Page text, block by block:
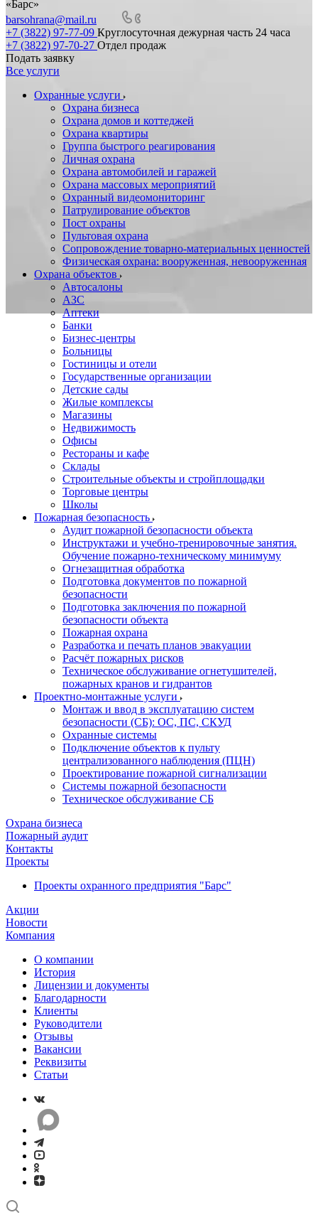
«Барс»
barsohrana@mail.ru
+7 (3822) 97-77-09 Круглосуточная дежурная часть 24 часа
+7 (3822) 97-70-27 Отдел продаж
Подать заявку
Все услуги
Охранные услуги
Охрана бизнеса
Охрана домов и коттеджей
Охрана квартиры
Группа быстрого реагирования
Личная охрана
Охрана автомобилей и гаражей
Охрана массовых мероприятий
Охранный видеомониторинг
Патрулирование объектов
Пост охраны
Пультовая охрана
Сопровождение товарно-материальных ценностей
Физическая охрана: вооруженная, невооруженная
Охрана объектов
Автосалоны
АЗС
Аптеки
Банки
Бизнес-центры
Больницы
Гостиницы и отели
Государственные организации
Детские сады
Жилые комплексы
Магазины
Недвижимость
Офисы
Рестораны и кафе
Склады
Строительные объекты и стройплощадки
Торговые центры
Школы
Пожарная безопасность
Аудит пожарной безопасности объекта
Инструктажи и учебно-тренировочные занятия.
Обучение пожарно-техническому минимуму
Огнезащитная обработка
Подготовка документов по пожарной
безопасности
Подготовка заключения по пожарной
безопасности объекта
Пожарная охрана
Разработка и печать планов эвакуации
Расчёт пожарных рисков
Техническое обслуживание огнетушителей,
пожарных кранов и гидрантов
Проектно-монтажные услуги
Монтаж и ввод в эксплуатацию систем
безопасности (СБ): ОС, ПС, СКУД
Охранные системы
Подключение объектов к пульту
централизованного наблюдения (ПЦН)
Проектирование пожарной сигнализации
Системы пожарной безопасности
Техническое обслуживание СБ
Охрана бизнеса
Пожарный аудит
Контакты
Проекты
Проекты охранного предприятия "Барс"
Акции
Новости
Компания
О компании
История
Лицензии и документы
Благодарности
Клиенты
Руководители
Отзывы
Вакансии
Реквизиты
Статьи